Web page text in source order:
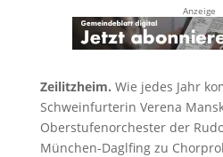
Anzeige
Zeilitzheim. Wie jedes Jahr
Schweinfurterin Verena
Oberstufenorchester der
München-Daglfing zu